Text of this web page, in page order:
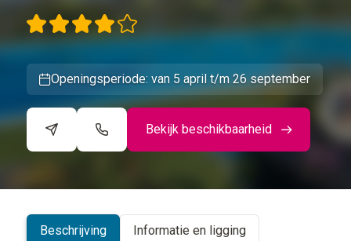
Openingsperiode: van 5 april t/m 26 september
Bekijk beschikbaarheid
+
Beschrijving Informatie en ligging